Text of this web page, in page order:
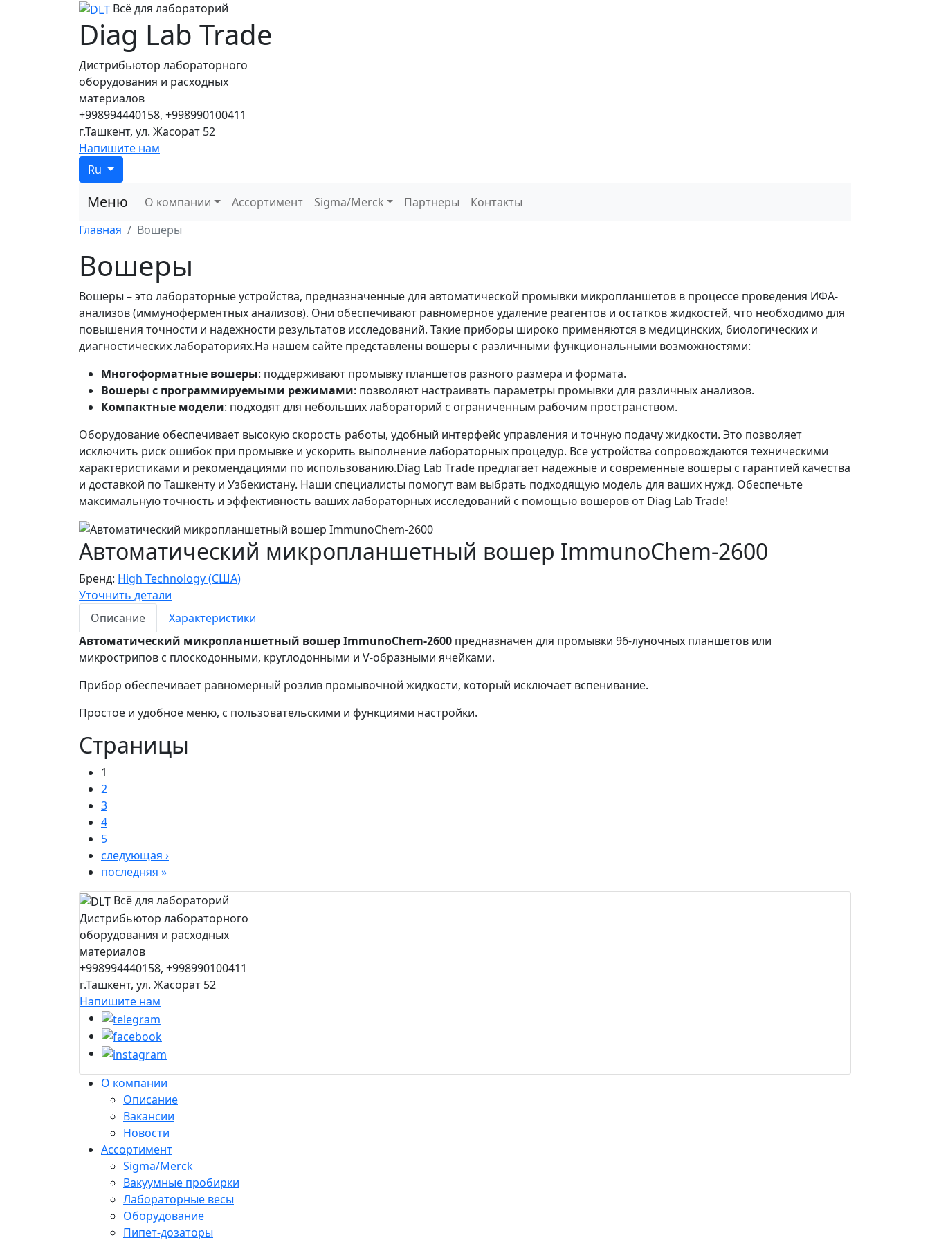
Всё для лабораторий
Diag Lab Trade
Дистрибьютор лабораторного
оборудования и расходных
материалов
+998994440158, +998990100411
г.Ташкент, ул. Жасорат 52
Напишите нам
Ru
Меню О компании Ассортимент Sigma/Merck Партнеры
Контакты
Главная
Вошеры
Вошеры
Вошеры – это лабораторные устройства, предназначенные для автоматической промывки микропланшетов в процессе проведения ИФА-
анализов (иммуноферментных анализов). Они обеспечивают равномерное удаление реагентов и остатков жидкостей, что необходимо для
повышения точности и надежности результатов исследований. Такие приборы широко применяются в медицинских, биологических и
диагностических лабораториях.На нашем сайте представлены вошеры с различными функциональными возможностями:
Многоформатные вошеры: поддерживают промывку планшетов разного размера и формата.
Вошеры с программируемыми режимами: позволяют настраивать параметры промывки для различных анализов.
Компактные модели: подходят для небольших лабораторий с ограниченным рабочим пространством.
Оборудование обеспечивает высокую скорость работы, удобный интерфейс управления и точную подачу жидкости. Это позволяет
исключить риск ошибок при промывке и ускорить выполнение лабораторных процедур. Все устройства сопровождаются техническими
характеристиками и рекомендациями по использованию.Diag Lab Trade предлагает надежные и современные вошеры с гарантией качества
и доставкой по Ташкенту и Узбекистану. Наши специалисты помогут вам выбрать подходящую модель для ваших нужд. Обеспечьте
максимальную точность и эффективность ваших лабораторных исследований с помощью вошеров от Diag Lab Trade!
Автоматический микропланшетный вошер ImmunoChem-2600
Бренд: High Technology (США)
Уточнить детали
Описание
Характеристики
Автоматический микропланшетный вошер ImmunoChem-2600 предназначен для промывки 96-луночных планшетов или
микрострипов с плоскодонными, круглодонными и V-образными ячейками.
Прибор обеспечивает равномерный розлив промывочной жидкости, который исключает вспенивание.
Простое и удобное меню, с пользовательскими и функциями настройки.
Страницы
1
2
3
4
5
следующая ›
последняя »
Всё для лабораторий
Дистрибьютор лабораторного
оборудования и расходных
материалов
+998994440158, +998990100411
г.Ташкент, ул. Жасорат 52
Напишите нам
О компании
Описание
Вакансии
Новости
Ассортимент
Sigma/Merck
Вакуумные пробирки
Лабораторные весы
Оборудование
Пипет-дозаторы